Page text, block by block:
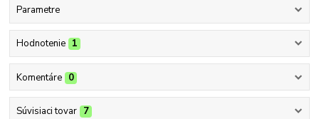
Parametre
Hodnotenie 1
Komentáre 0
Súvisiaci tovar 7